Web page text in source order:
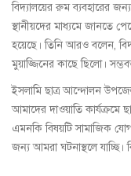
বিদ্যালয়ের রুম ব্যবহারের
স্থানীয়দের মাধ্যমে জানতে
হয়েছে। তিনি আরও বলেন,
মুয়াজ্জিনের কাছে ছিলো।
ইসলামি ছাত্র আন্দোলন
আমাদের দাওয়াতি কার্যক্রমে
এমনকি বিষয়টি সামাজিক
জন্য আমরা ঘটনাস্থলে যাচ্ছি।